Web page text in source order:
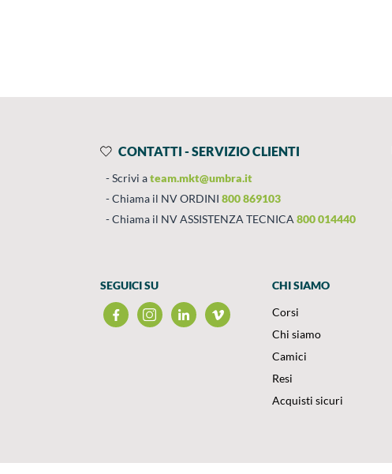
CONTATTI - SERVIZIO CLIENTI
Scrivi ateam.mkt@umbra.it
Chiama il NV ORDINI 800 869103
Chiama il NV ASSISTENZA TECNICA 800 014440
SEGUICI SU
CHI SIAMO
Corsi
Chi siamo
Camici
Resi
Acquisti sicuri